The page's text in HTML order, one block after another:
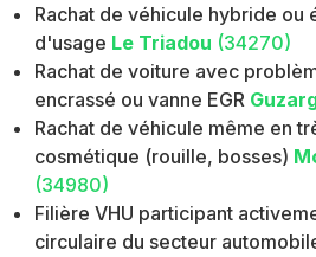
Rachat de véhicule hybride ou
d'usage Le Triadou (34270)
Rachat de voiture avec
encrassé ou vanne EGR
Rachat de véhicule même en
cosmétique (rouille, bosses)
(34980)
Filière VHU participant
circulaire du secteur